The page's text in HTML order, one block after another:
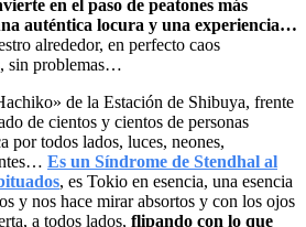
en el paso de peatones más
auténtica locura y una experiencia…
alrededor, en perfecto caos
sin problemas…
de la Estación de Shibuya, frente
de cientos y cientos de personas
por todos lados, luces, neones,
Es un Síndrome de Stendhal al
, es Tokio en esencia, una esencia
y nos hace mirar absortos y con los ojos
a todos lados, flipando con lo que